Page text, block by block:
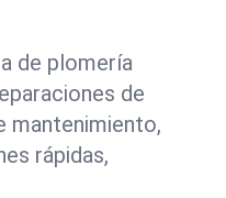
de plomería
de
mantenimiento,
rápidas,